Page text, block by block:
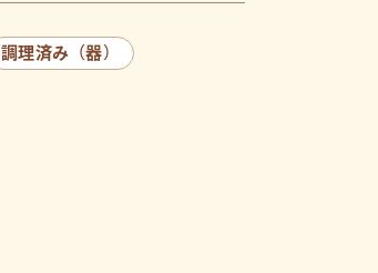
調理済み（器）